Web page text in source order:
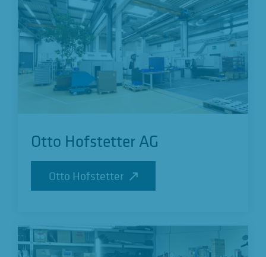
Otto Hofstetter AG
Otto Hofstetter
Otto Hofstetter